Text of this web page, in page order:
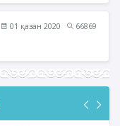
01 қазан 2020
66869